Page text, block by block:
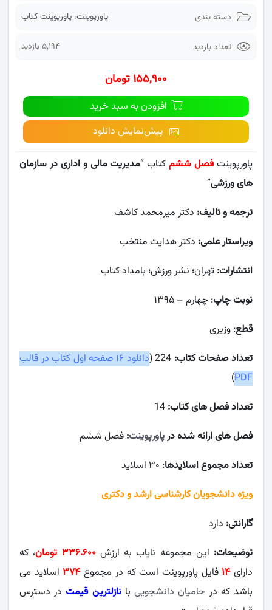
دسته بندی پاورپوینت، پاورپوینت کتاب
تعداد بازدید 5,194 بازدید
۱۵۵,۹۰۰ تومان
افزودن به سبد خرید
پیش‌نمایش دانلود
پاورپوینتفصل ششم کتاب “مدیریت مالی و اداری در سازمان
های ورزشی”
ترجمه و تالیف: دکتر میرمحمد کاشف
ویراستار علمی: دکتر هدایت منتخب
انتشارات: تهران؛ نشر ورزش؛ بامداد کتاب
نوبت چاپ: چهارم – ۱۳۹۵
قطع: وزیری
تعداد صفحات کتاب:
دانلود ۱۶ صفحه اول کتاب در قالب
PDF
)
تعداد فصل های کتاب:
فصل های ارائه شده درپاورپوینت: فصل ششم
تعداد مجموع اسلایدها: ۳۰ اسلاید
ویژه دانشجویان کارشناسی ارشد و دکتری
گارانتی: دارد
توضیحات: این مجموعه نایاب به ارزش ۳۳۶.۶۰۰ تومان، که
دارای۱۴ فایل پاورپوینت است که در مجموع۳۷۴ اسلاید می
باشد که در حامیان دانشجوییبانازلترین قیمتدر دسترس